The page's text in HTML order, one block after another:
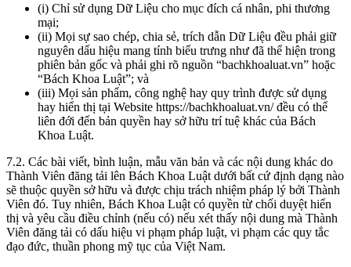
(i) Chỉ sử dụng Dữ Liệu cho mục đích cá nhân, phi thương
mại;
(ii) Mọi sự sao chép, chia sẻ, trích dẫn Dữ Liệu đều phải giữ
nguyên dấu hiệu mang tính biểu trưng như đã thể hiện trong
phiên bản gốc và phải ghi rõ nguồn “bachkhoaluat.vn” hoặc
“Bách Khoa Luật”; và
(iii) Mọi sản phẩm, công nghệ hay quy trình được sử dụng
hay hiển thị tại Website https://bachkhoaluat.vn/ đều có thể
liên đới đến bản quyền hay sở hữu trí tuệ khác của Bách
Khoa Luật.
7.2. Các bài viết, bình luận, mẫu văn bản và các nội dung khác do
Thành Viên đăng tải lên Bách Khoa Luật dưới bất cứ định dạng nào
sẽ thuộc quyền sở hữu và được chịu trách nhiệm pháp lý bởi Thành
Viên đó. Tuy nhiên, Bách Khoa Luật có quyền từ chối duyệt hiển
thị và yêu cầu điều chỉnh (nếu có) nếu xét thấy nội dung mà Thành
Viên đăng tải có dấu hiệu vi phạm pháp luật, vi phạm các quy tắc
đạo đức, thuần phong mỹ tục của Việt Nam.